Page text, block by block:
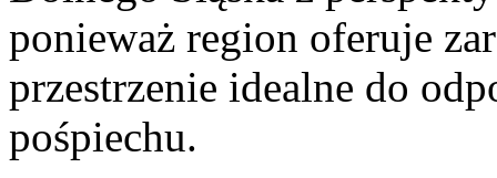
ponieważ region oferuje
przestrzenie idealne do
pośpiechu.